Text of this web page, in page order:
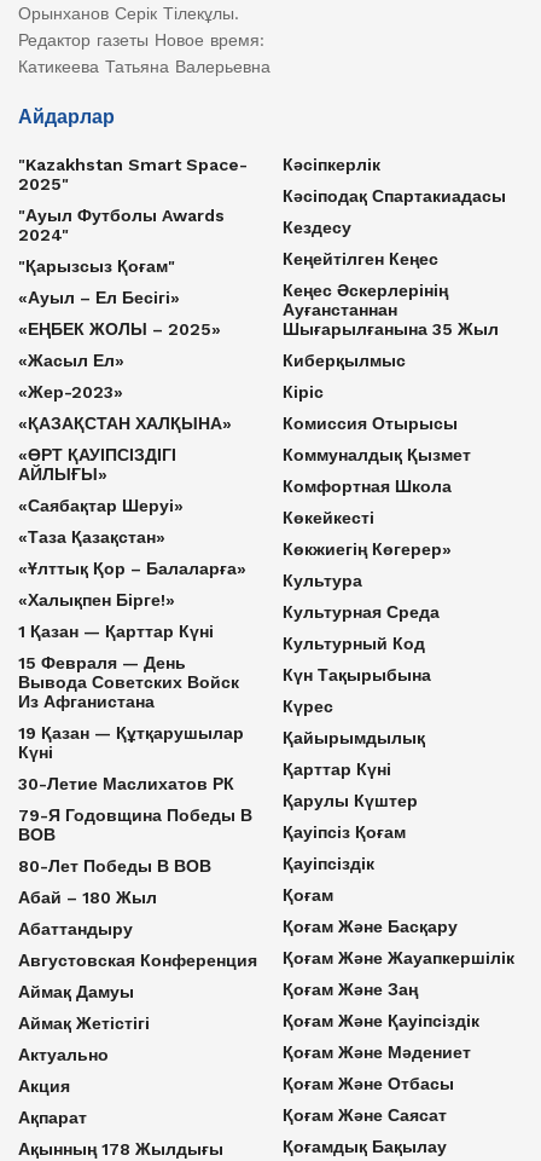
Орынханов Серік Тілекұлы.
Редактор газеты Новое время:
Катикеева Татьяна Валерьевна
Айдарлар
"Kazakhstan Smart Space-
2025"
"Ауыл Футболы Awards
2024"
"Қарызсыз Қоғам"
«Ауыл – Ел Бесігі»
«ЕҢБЕК ЖОЛЫ – 2025»
«Жасыл Ел»
«Жер-2023»
«ҚАЗАҚСТАН ХАЛҚЫНА»
«ӨРТ ҚАУІПСІЗДІГІ
АЙЛЫҒЫ»
«Саябақтар Шеруі»
«Таза Қазақстан»
«Ұлттық Қор – Балаларға»
«Халықпен Бірге!»
1 Қазан — Қарттар Күні
15 Февраля — День
Вывода Советских Войск
Из Афганистана
19 Қазан — Құтқарушылар
Күні
30-Летие Маслихатов РК
79-Я Годовщина Победы В
ВОВ
80-Лет Победы В ВОВ
Абай – 180 Жыл
Абаттандыру
Августовская Конференция
Аймақ Дамуы
Аймақ Жетістігі
Актуально
Акция
Ақпарат
Ақынның 178 Жылдығы
Кәсіпкерлік
Кәсіподақ Спартакиадасы
Кездесу
Кеңейтілген Кеңес
Кеңес Әскерлерінің
Ауғанстаннан
Шығарылғанына 35 Жыл
Киберқылмыс
Кіріс
Комиссия Отырысы
Коммуналдық Қызмет
Комфортная Школа
Көкейкесті
Көкжиегің Көгерер»
Культура
Культурная Среда
Культурный Код
Күн Тақырыбына
Күрес
Қайырымдылық
Қарттар Күні
Қарулы Күштер
Қауіпсіз Қоғам
Қауіпсіздік
Қоғам
Қоғам Және Басқару
Қоғам Және Жауапкершілік
Қоғам Және Заң
Қоғам Және Қауіпсіздік
Қоғам Және Мәдениет
Қоғам Және Отбасы
Қоғам Және Саясат
Қоғамдық Бақылау